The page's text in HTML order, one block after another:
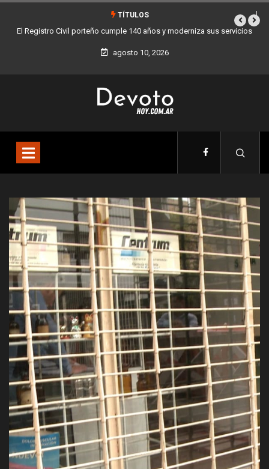
TÍTULOS
servicios Buenos Aires sumó 12 nuevos Bares Notables y ya son 90 en toda
la Ciudad
agosto 10, 2026